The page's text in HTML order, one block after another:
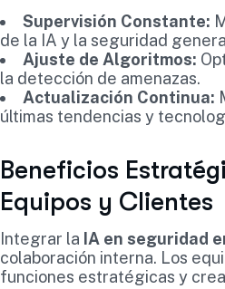
Supervisión Constante:
de la IA y la seguridad
Ajuste de Algoritmos:
la detección de amenazas.
Actualización Continua:
últimas tendencias y
Beneficios
Equipos y Clientes
Integrar la IA en seguridad
colaboración interna. Los
funciones estratégicas y